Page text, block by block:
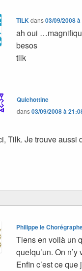
TILKdans03/09/2008 à
ah oui
besos
tilk
Quichottine
dans03/09/2008 à
Tilk. Je trouve aussi
Philippe le
Tiens en voilà un
quelqu’un. On
Enfin c’est ce